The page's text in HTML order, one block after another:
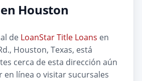
Houston
de LoanStar Title Loans en
Houston, Texas, está
cerca de esta dirección aún
en línea o visitar sucursales